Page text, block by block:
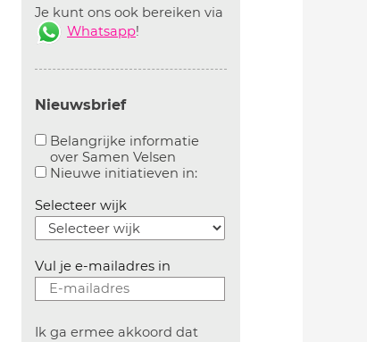
Je kunt ons ook bereiken via
Whatsapp!
Nieuwsbrief
Belangrijke informatie
over Samen Velsen
Aanvinken om belangrijke informatie over
Nieuwe initiatieven in:Aanvinken om
Selecteer wijk
Vul je e-mailadres in
Ik ga ermee akkoord dat